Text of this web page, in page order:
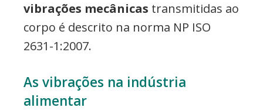
vibrações mecânicas transmitidas ao
corpo é descrito na norma NP ISO
2631-1:2007.
As vibrações na indústria
alimentar